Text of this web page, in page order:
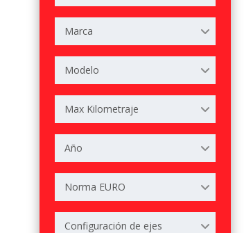
Marca
Modelo
Max Kilometraje
Año
Norma EURO
Configuración de ejes